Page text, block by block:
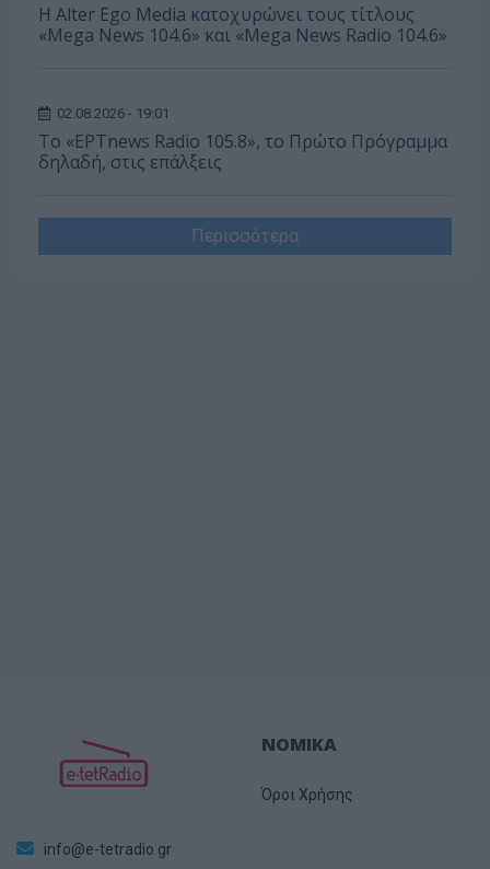
Η Alter Ego Media κατοχυρώνει τους τίτλους
«Mega News 104.6» και «Mega News Radio 104.6»
02.08.2026 - 19:01
Το «ΕΡΤnews Radio 105.8», το Πρώτο Πρόγραμμα
δηλαδή, στις επάλξεις
Περισσότερα
info@e-tetradio.gr
ΝΟΜΙΚΑ
Όροι Χρήσης